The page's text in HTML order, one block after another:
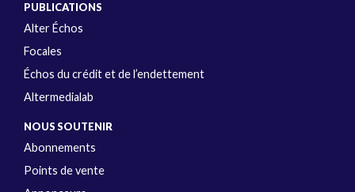
PUBLICATIONS
Alter Échos
Focales
Échos du crédit et de l’endettement
Altermedialab
NOUS SOUTENIR
Abonnements
Points de vente